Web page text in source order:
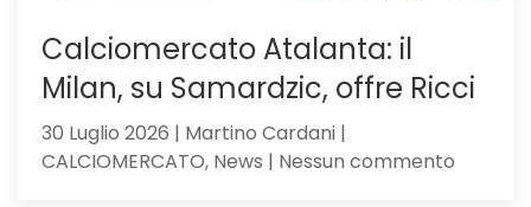
Calciomercato Atalanta: il
Milan, su Samardzic, offre Ricci
30 Luglio 2026 | Martino Cardani |
CALCIOMERCATO, News | Nessun commento